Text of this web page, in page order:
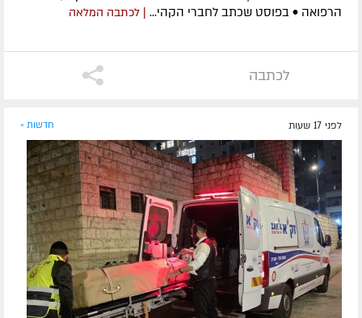
הרפואה • בפוסט שכתב לחברי הקהי... | לכתבה המלאה
לכתבה
לפני 17 שעות חדשות »